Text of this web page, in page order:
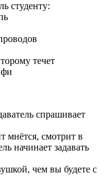
студенту:
течет
спрашивает
мнётся, смотрит в
начинает задавать
чем вы будете с